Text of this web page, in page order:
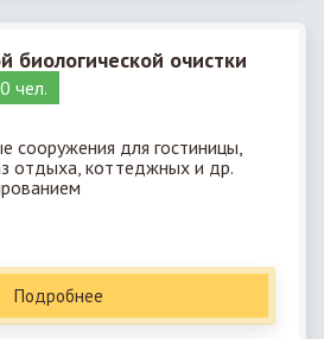
биологической очистки
чел.
сооружения для гостиницы,
отдыха, коттеджных и др.
Подробнее